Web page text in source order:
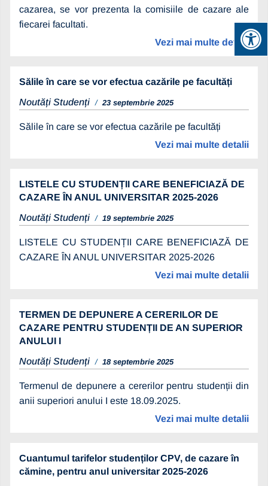
cazarea, se vor prezenta la comisiile de cazare ale
fiecarei facultati.
Vezi mai multe detalii
Sălile în care se vor efectua cazările pe facultăți
Noutăți Studenți
23 septembrie 2025
Sălile în care se vor efectua cazările pe facultăți
Vezi mai multe detalii
LISTELE CU STUDENȚII CARE BENEFICIAZĂ DE
CAZARE ÎN ANUL UNIVERSITAR 2025-2026
Noutăți Studenți
19 septembrie 2025
LISTELE CU STUDENȚII CARE BENEFICIAZĂ DE
CAZARE ÎN ANUL UNIVERSITAR 2025-2026
Vezi mai multe detalii
TERMEN DE DEPUNERE A CERERILOR DE
CAZARE PENTRU STUDENȚII DE AN SUPERIOR
ANULUI I
Noutăți Studenți
18 septembrie 2025
Termenul de depunere a cererilor pentru studenții din
anii superiori anului I este 18.09.2025.
Vezi mai multe detalii
Cuantumul tarifelor studenților CPV, de cazare în
cămine, pentru anul universitar 2025-2026